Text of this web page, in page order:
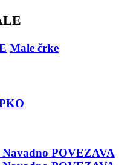
Male črke
Navadno POVEZAVA